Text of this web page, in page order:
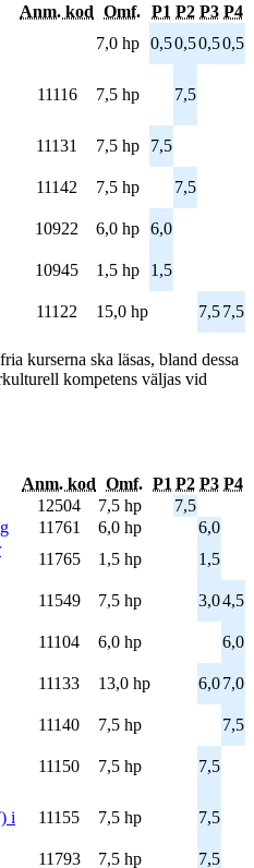
Anm. kod Omf. P1 P2 P3 P4
7,0 hp 0,50,50,50,5
11116 7,5 hp 7,5
11131 7,5 hp
7,5
11142 7,5 hp
7,5
10922 6,0 hp 6,0
10945 1,5 hp
1,5
11122 15,0 hp 7,57,5
kurserna ska läsas, bland dessa
kompetens väljas vid
Anm. kod Omf. P1 P2 P3 P4
12504 7,5 hp
7,5
11761 6,0 hp
6,0
11765 1,5 hp
1,5
11549 7,5 hp 3,04,5
11104 6,0 hp
6,0
11133 13,0 hp 6,07,0
11140 7,5 hp
7,5
11150 7,5 hp
7,5
i
11155 7,5 hp 7,5
11793 7,5 hp
7,5